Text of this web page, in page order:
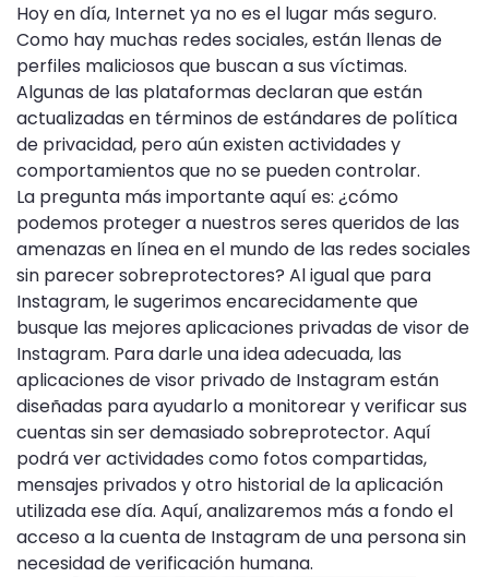
Hoy en día, Internet ya no es el lugar más seguro.
Como hay muchas redes sociales, están llenas de
perfiles maliciosos que buscan a sus víctimas.
Algunas de las plataformas declaran que están
actualizadas en términos de estándares de política
de privacidad, pero aún existen actividades y
comportamientos que no se pueden controlar.
La pregunta más importante aquí es: ¿cómo
podemos proteger a nuestros seres queridos de las
amenazas en línea en el mundo de las redes sociales
sin parecer sobreprotectores? Al igual que para
Instagram, le sugerimos encarecidamente que
busque las mejores aplicaciones privadas de visor de
Instagram. Para darle una idea adecuada, las
aplicaciones de visor privado de Instagram están
diseñadas para ayudarlo a monitorear y verificar sus
cuentas sin ser demasiado sobreprotector. Aquí
podrá ver actividades como fotos compartidas,
mensajes privados y otro historial de la aplicación
utilizada ese día. Aquí, analizaremos más a fondo el
acceso a la cuenta de Instagram de una persona sin
necesidad de verificación humana.